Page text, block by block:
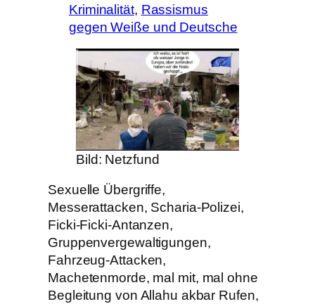
Kriminalität, Rassismus
gegen Weiße und Deutsche
Bild: Netzfund
Sexuelle Übergriffe,
Messerattacken, Scharia-Polizei,
Ficki-Ficki-Antanzen,
Gruppenvergewaltigungen,
Fahrzeug-Attacken,
Machetenmorde, mal mit, mal ohne
Begleitung von Allahu akbar Rufen,